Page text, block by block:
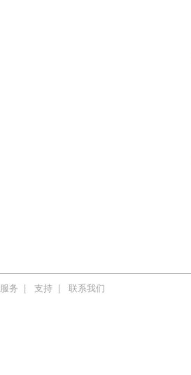
服务 | 支持 | 联系我们